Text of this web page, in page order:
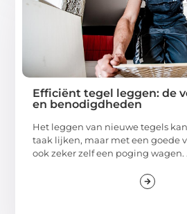
Efficiënt tegel leggen: de
en benodigdheden
Het leggen van nieuwe tegels
taak lijken, maar met een goede
ook zeker zelf een poging wagen.